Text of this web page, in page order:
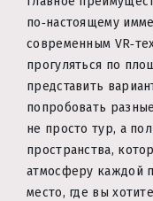
по‑настоящему
современным
прогуляться по
представить
попробовать
не просто тур, а
пространства,
атмосферу каждой
место, где вы